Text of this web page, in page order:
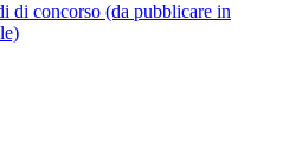
di concorso (da pubblicare in